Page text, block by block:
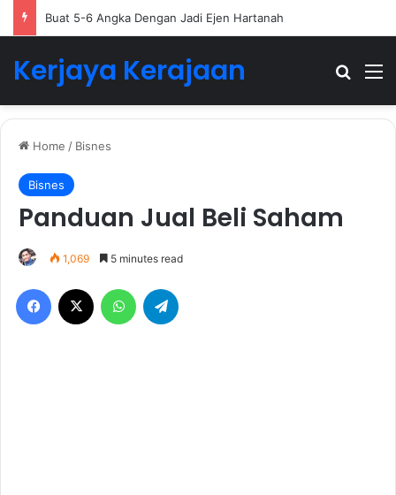
Buat 5-6 Angka Dengan Jadi Ejen Hartanah
Kerjaya Kerajaan
Home / Bisnes
Bisnes
Panduan Jual Beli Saham
1,069 5 minutes read
Facebook WhatsApp